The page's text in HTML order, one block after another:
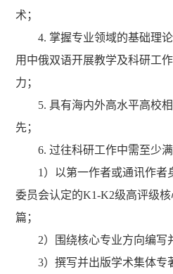
术；
4. 掌握专业领域的基础理
用中俄双语开展教学及科研工
力；
5. 具有海内外高水平高校
先；
6. 过往科研工作中需至少
1）以第一作者或通讯作者
委员会认定的K1-K2级高评级
篇；
2）围绕核心专业方向编写
3）撰写并出版学术集体专